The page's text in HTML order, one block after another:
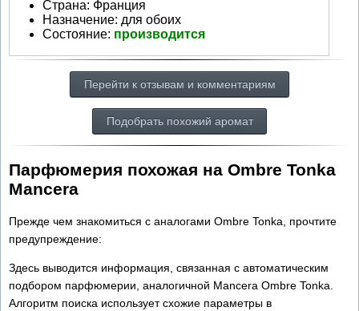
Страна: Франция
Назначение: для обоих
Состояние: производится
Перейти к отзывам и комментариям
Подобрать похожий аромат
Парфюмерия похожая на Ombre Tonka
Mancera
Прежде чем знакомиться с аналогами Ombre Tonka, прочтите
предупреждение:
Здесь выводится информация, связанная с автоматическим
подбором парфюмерии, аналогичной Mancera Ombre Tonka.
Алгоритм поиска использует схожие параметры в